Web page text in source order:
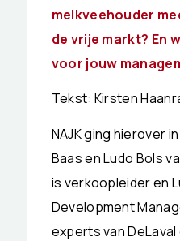
melkveehouder
de vrije markt? En
voor jouw
Tekst: Kirsten
NAJK ging hierover
Baas en Ludo Bols
is verkoopleider en
Development
experts van